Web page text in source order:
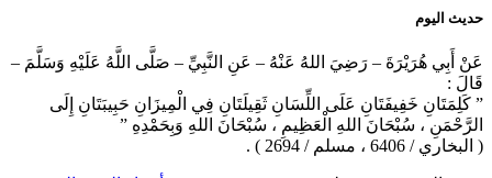
حديث اليوم
عَنْ أَبِي هُرَيْرَةَ – رَضِيَ اللهُ عَنْهُ – عَنِ النَّبِيِّ – صَلَّى اللَّهُ عَلَيْهِ وَسَلَّمَ –
قَالَ :
” كَلِمَتَانِ خَفِيفَتَانِ عَلَى اللِّسَانِ ثَقِيلَتَانِ فِي الْمِيزَانِ حَبِيبَتَانِ إِلَى
الرَّحْمَنِ ، سُبْحَانَ اللهِ الْعَظِيمِ ، سُبْحَانَ اللهِ وَبِحَمْدِهِ ”
( البخاري / 6406 ، مسلم / 2694 ) .